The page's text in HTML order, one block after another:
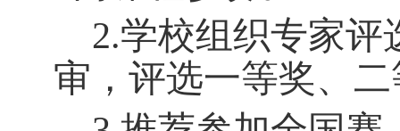
2.学校组织专家评
审，评选一等奖、